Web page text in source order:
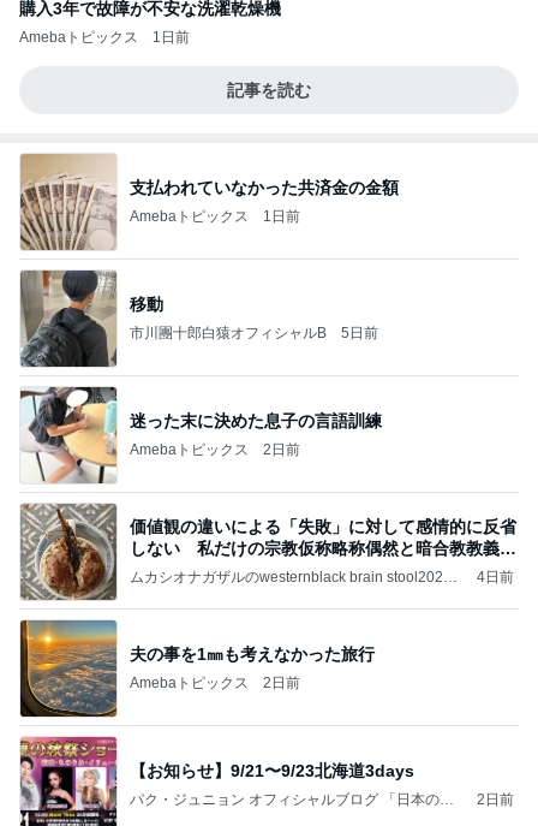
購入3年で故障が不安な洗濯乾燥機
Amebaトピックス 1日前
記事を読む
支払われていなかった共済金の金額
Amebaトピックス 1日前
移動
市川團十郎白猿オフィシャルB 5日前
迷った末に決めた息子の言語訓練
Amebaトピックス 2日前
価値観の違いによる「失敗」に対して感情的に反省
しない 私だけの宗教仮称略称偶然と暗合教教義候
補
ムカシオナガザルのwesternblack brain stool2024
ガザル
4日前
夫の事を1㎜も考えなかった旅行
Amebaトピックス 2日前
【お知らせ】9/21〜9/23北海道3days
パク・ジュニョン オフィシャルブログ 「日本の
2日前